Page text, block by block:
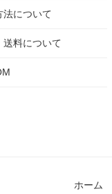
法について
送料について
ホーム